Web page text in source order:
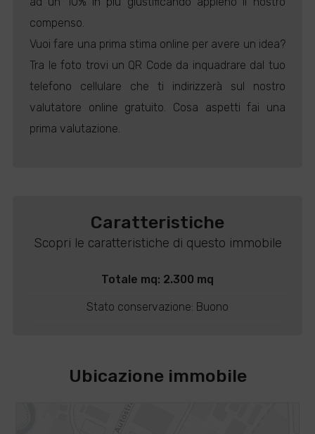
compenso.
Vuoi fare una prima stima online per avere un idea?
Tra le foto trovi un QR Code da inquadrare dal tuo
telefono cellulare che ti indirizzerà sul nostro
valutatore online gratuito. Cosa aspetti fai una
prima valutazione.
Caratteristiche
Scopri le caratteristiche di questo immobile
Totale mq: 2.300 mq
Stato conservazione: Buono
Ubicazione immobile